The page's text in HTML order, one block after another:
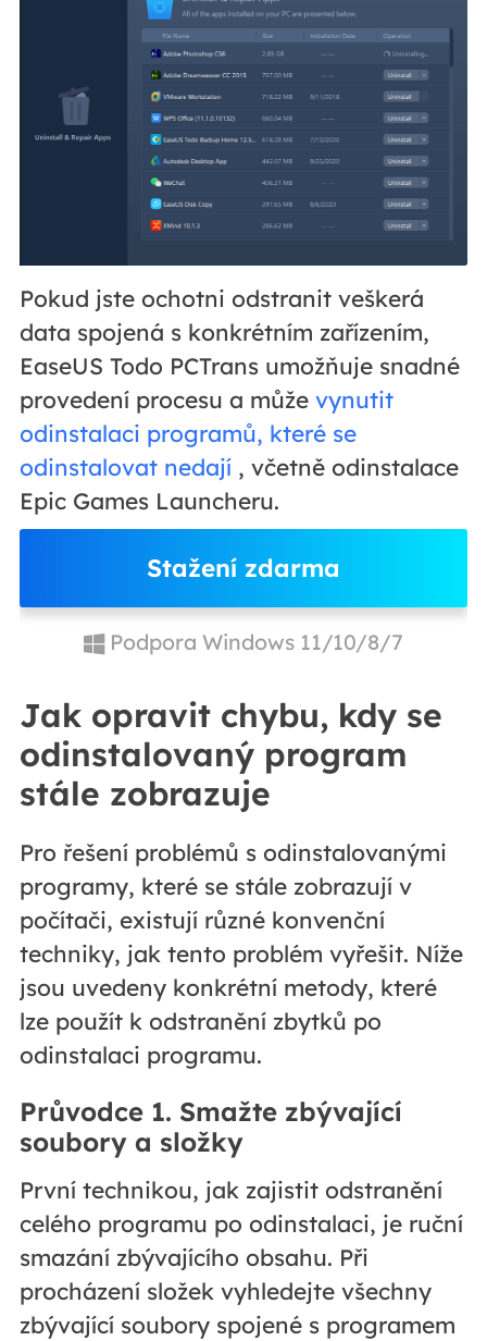
Pokud jste ochotni odstranit veškerá
data spojená s konkrétním zařízením,
EaseUS Todo PCTrans umožňuje snadné
provedení procesu a může vynutit
odinstalaci programů, které se
odinstalovat nedají, včetně odinstalace
Epic Games Launcheru.
Stažení zdarma
Podpora Windows 11/10/8/7
Jak opravit chybu, kdy se
odinstalovaný program
stále zobrazuje
Pro řešení problémů s odinstalovanými
programy, které se stále zobrazují v
počítači, existují různé konvenční
techniky, jak tento problém vyřešit. Níže
jsou uvedeny konkrétní metody, které
lze použít k odstranění zbytků po
odinstalaci programu.
Průvodce 1. Smažte zbývající
soubory a složky
První technikou, jak zajistit odstranění
celého programu po odinstalaci, je ruční
smazání zbývajícího obsahu. Při
procházení složek vyhledejte všechny
zbývající soubory spojené s programem